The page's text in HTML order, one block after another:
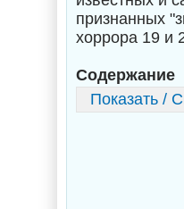
признанных
хоррора 19 и
Содержание
Показать /